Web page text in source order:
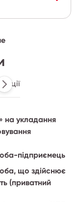
на укладання
підприємець
що здійснює
(приватний